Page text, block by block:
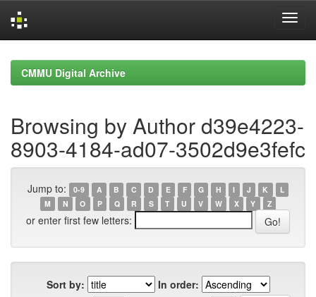
navigationCMMU Digital Archive
Browsing by Author d39e4223-
8903-4184-ad07-3502d9e3fefc
Jump to: 0-9 A B C D E F G H I J K
L
M
N O P Q R S T U V W X Y Z
or enter first few letters:
Sort by:
In order: